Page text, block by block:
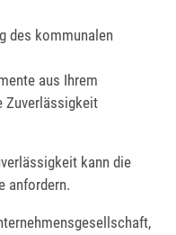
des kommunalen
aus Ihrem
Zuverlässigkeit
kann die
anfordern.